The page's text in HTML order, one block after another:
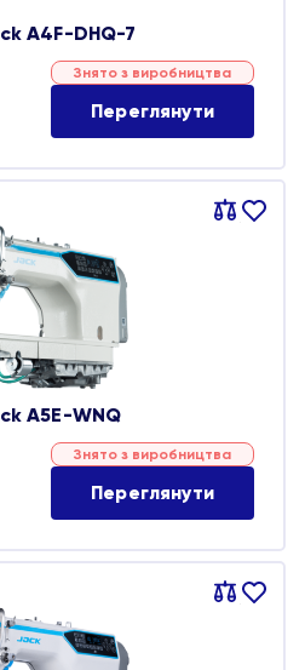
A4F-DHQ-7
Знято з виробництва
Переглянути
Порівняти
В
A5E-WNQ
Знято з виробництва
Переглянути
Порівняти
В